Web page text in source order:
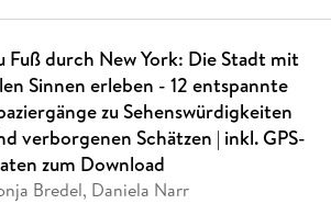
Fuß durch New York: Die Stadt mit
Sinnen erleben - 12 entspannte
zu Sehenswürdigkeiten
verborgenen Schätzen | inkl. GPS-
zum Download
Bredel, Daniela Narr